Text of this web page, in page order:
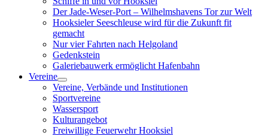
öffnen
Der Jade-Weser-Port – Wilhelmshavens Tor zur Welt
Hooksieler Seeschleuse wird für die Zukunft fit
gemacht
Nur vier Fahrten nach Helgoland
Gedenkstein
Galeriebauwerk ermöglicht Hafenbahn
Vereine
Menü
öffnen
Vereine, Verbände und Institutionen
Sportvereine
Wassersport
Kulturangebot
Freiwillige Feuerwehr Hooksiel